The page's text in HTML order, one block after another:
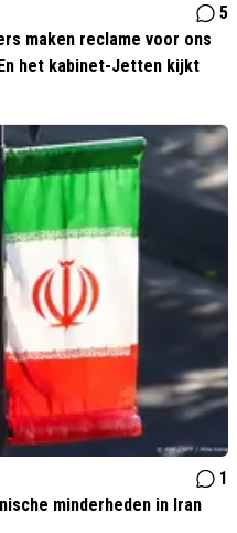
5
maken reclame voor ons
het kabinet-Jetten kijkt
1
minderheden in Iran